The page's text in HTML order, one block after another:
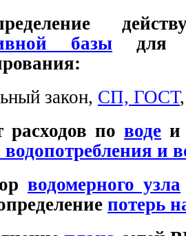
базы
для
закон, СП, ГОСТ
расходов поводе
водопотребления и
водомерного узла
потерь